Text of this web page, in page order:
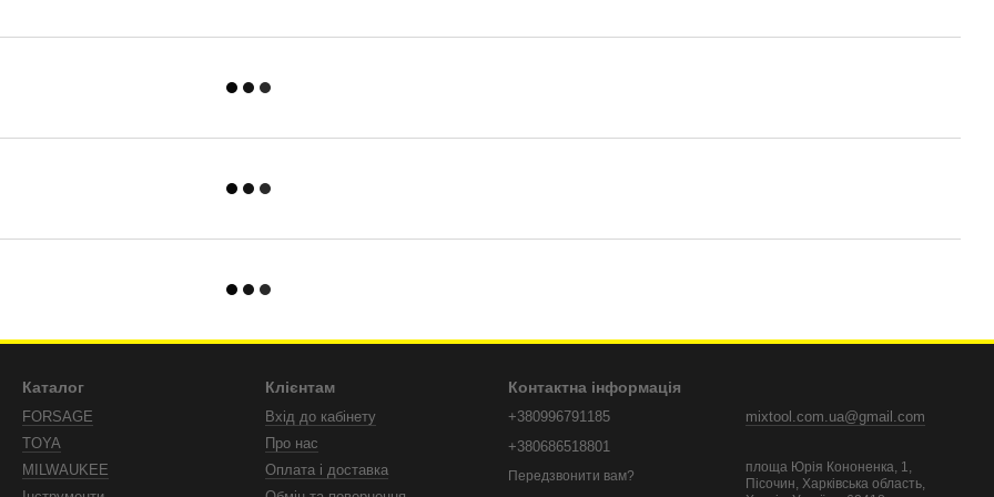
Каталог
FORSAGE
TOYA
MILWAUKEE
Клієнтам
Вхід до кабінету
Про нас
Оплата і доставка
Контактна інформація
+380996791185
+380686518801
Передзвонити вам?
mixtool.com.ua@gmail.com
площа Юрія Кононенка, 1,
Пісочин, Харківська область,